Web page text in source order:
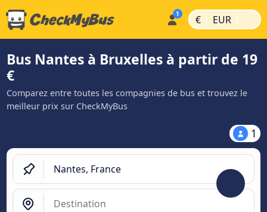
€ | EUR |
Bus Nantes à Bruxelles à partir de 19
€
Comparez entre toutes les compagnies de bus et trouvez le
meilleur prix sur CheckMyBus
1